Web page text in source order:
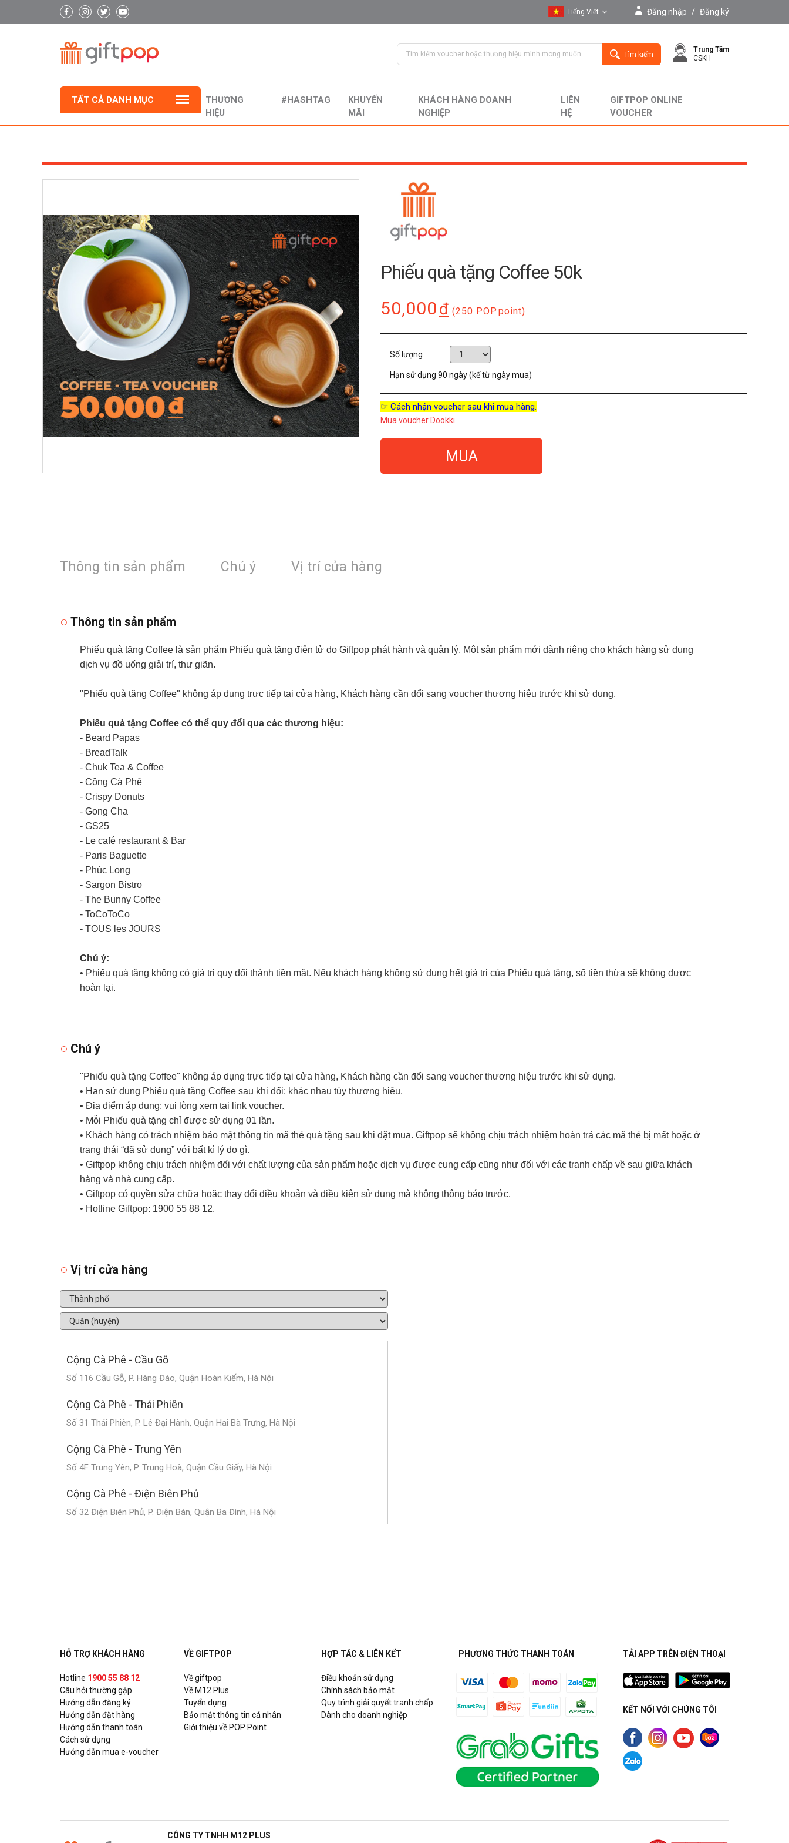
Tiếng Việt
English
Đăng nhập / Đăng ký
Tìm kiếm
Trung Tâm
CSKH
TẤT CẢ DANH MỤC
THƯƠNG
HIỆU
#HASHTAG
KHUYẾN
MÃI
KHÁCH HÀNG DOANH
NGHIỆP
LIÊN
HỆ
GIFTPOP ONLINE
VOUCHER
Phiếu quà tặng Coffee 50k
50,000đ (250 POP point)
Số lượng
Hạn sử dụng 90 ngày (kể từ ngày mua)
☞ Cách nhận voucher sau khi mua hàng.
Mua voucher Dookki
MUA
Thông tin sản phẩm Chú ý Vị trí cửa hàng
Thông tin sản phẩm
Phiếu quà tặng Coffee là sản phẩm Phiếu quà tặng điện tử do Giftpop phát hành và quản lý. Một sản phẩm mới dành riêng cho khách hàng sử dụng
dịch vụ đồ uống giải trí, thư giãn.
"Phiếu quà tặng Coffee" không áp dụng trực tiếp tại cửa hàng, Khách hàng cần đổi sang voucher thương hiệu trước khi sử dụng.
Phiếu quà tặng Coffee có thể quy đổi qua các thương hiệu:
- Beard Papas
- BreadTalk
- Chuk Tea & Coffee
- Cộng Cà Phê
- Crispy Donuts
- Gong Cha
- GS25
- Le café restaurant & Bar
- Paris Baguette
- Phúc Long
- Sargon Bistro
- The Bunny Coffee
- ToCoToCo
- TOUS les JOURS
Chú ý:
• Phiếu quà tặng không có giá trị quy đổi thành tiền mặt. Nếu khách hàng không sử dụng hết giá trị của Phiếu quà tặng, số tiền thừa sẽ không được
hoàn lại.
Chú ý
"Phiếu quà tặng Coffee" không áp dụng trực tiếp tại cửa hàng, Khách hàng cần đổi sang voucher thương hiệu trước khi sử dụng.
• Hạn sử dụng Phiếu quà tặng Coffee sau khi đổi: khác nhau tùy thương hiệu.
• Địa điểm áp dụng: vui lòng xem tại link voucher.
• Mỗi Phiếu quà tặng chỉ được sử dụng 01 lần.
• Khách hàng có trách nhiệm bảo mật thông tin mã thẻ quà tặng sau khi đặt mua. Giftpop sẽ không chịu trách nhiệm hoàn trả các mã thẻ bị mất hoặc ở
trạng thái “đã sử dụng” với bất kì lý do gì.
• Giftpop không chịu trách nhiệm đối với chất lượng của sản phẩm hoặc dịch vụ được cung cấp cũng như đối với các tranh chấp về sau giữa khách
hàng và nhà cung cấp.
• Giftpop có quyền sửa chữa hoặc thay đổi điều khoản và điều kiện sử dụng mà không thông báo trước.
• Hotline Giftpop: 1900 55 88 12.
Vị trí cửa hàng
Cộng Cà Phê - Cầu Gỗ
Số 116 Cầu Gỗ, P. Hàng Đào, Quận Hoàn Kiếm, Hà Nội
Cộng Cà Phê - Thái Phiên
Số 31 Thái Phiên, P. Lê Đại Hành, Quận Hai Bà Trưng, Hà Nội
Cộng Cà Phê - Trung Yên
Số 4F Trung Yên, P. Trung Hoà, Quận Cầu Giấy, Hà Nội
Cộng Cà Phê - Điện Biên Phủ
Số 32 Điện Biên Phủ, P. Điện Bàn, Quận Ba Đình, Hà Nội
Số 94 Đường Láng, P. Thịnh Quang, Quận Đống Đa, Hà Nội
GS25 - Sunrise City
Sunrise _A1.08, khu thương mại, tòa nhà Sunrise City View, số 33 Nguyễn Hữu Thọ,
P. Tân Hưng, Quận 7, Hồ Chí Minh
GS25 - Diamond Lotus
49C Lê Quang Kim, P. 8, Quận 8, Hồ Chí Minh
GS25 - La Astoria
Tầng trệt, khối 4 (LA3) Tòa nhà La Astoria 3, Số 383 Nguyễn Duy Trinh, P. Bình
HỖ TRỢ KHÁCH HÀNG
Hotline 1900 55 88 12
Câu hỏi thường gặp
Hướng dẫn đăng ký
Hướng dẫn đặt hàng
Hướng dẫn thanh toán
Cách sử dụng
Hướng dẫn mua e-voucher
VỀ GIFTPOP
Về giftpop
Về M12 Plus
Tuyển dụng
Bảo mật thông tin cá nhân
Giới thiệu về POP Point
HỢP TÁC & LIÊN KẾT
Điều khoản sử dụng
Chính sách bảo mật
Quy trình giải quyết tranh chấp
Dành cho doanh nghiệp
PHƯƠNG THỨC THANH TOÁN TẢI APP TRÊN ĐIỆN THOẠI
KẾT NỐI VỚI CHÚNG TÔI
CÔNG TY TNHH M12 PLUS